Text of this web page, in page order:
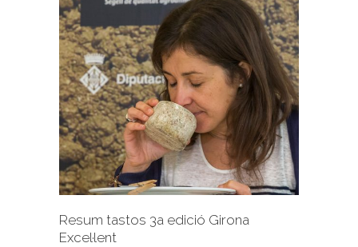
+
Resum tastos 3a edició Girona
Excel·lent